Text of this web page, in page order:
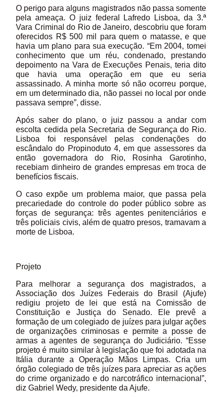
O perigo para alguns magistrados não passa somente
pela ameaça. O juiz federal Lafredo Lisboa, da 3.ª
Vara Criminal do Rio de Janeiro, descobriu que foram
oferecidos R$ 500 mil para quem o matasse, e que
havia um plano para sua execução. “Em 2004, tomei
conhecimento que um réu, condenado, prestando
depoimento na Vara de Execuções Penais, teria dito
que havia uma operação em que eu seria
assassinado. A minha morte só não ocorreu porque,
em um determinado dia, não passei no local por onde
passava sempre”, disse.
Após saber do plano, o juiz passou a andar com
escolta cedida pela Secretaria de Segurança do Rio.
Lisboa foi responsável pelas condenações do
escândalo do Propinoduto 4, em que assessores da
então governadora do Rio, Rosinha Garotinho,
recebiam dinheiro de grandes empresas em troca de
benefícios fiscais.
O caso expõe um problema maior, que passa pela
precariedade do controle do poder público sobre as
forças de segurança: três agentes penitenciários e
três policiais civis, além de quatro presos, tramavam a
morte de Lisboa.
Projeto
Para melhorar a segurança dos magistrados, a
Associação dos Juízes Federais do Brasil (Ajufe)
redigiu projeto de lei que está na Comissão de
Constituição e Justiça do Senado. Ele prevê a
formação de um colegiado de juízes para julgar ações
de organizações criminosas e permite a posse de
armas a agentes de segurança do Judiciário. “Esse
projeto é muito similar à legislação que foi adotada na
Itália durante a Operação Mãos Limpas. Cria um
órgão colegiado de três juízes para apreciar as ações
do crime organizado e do narcotráfico internacional”,
diz Gabriel Wedy, presidente da Ajufe.